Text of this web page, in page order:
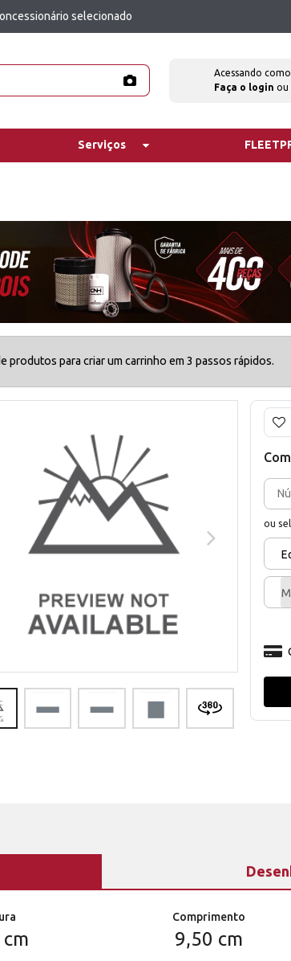
selecionado
Acessando
Faça o login ou
Serviços
produtos para criar um carrinho em 3 passos rápidos.
ou
Comprimento
9,50 cm